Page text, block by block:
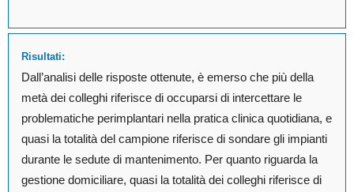
Risultati:
Dall’analisi delle risposte ottenute, è emerso che più della
metà dei colleghi riferisce di occuparsi di intercettare le
problematiche perimplantari nella pratica clinica quotidiana, e
quasi la totalità del campione riferisce di sondare gli impianti
durante le sedute di mantenimento. Per quanto riguarda la
gestione domiciliare, quasi la totalità dei colleghi riferisce di